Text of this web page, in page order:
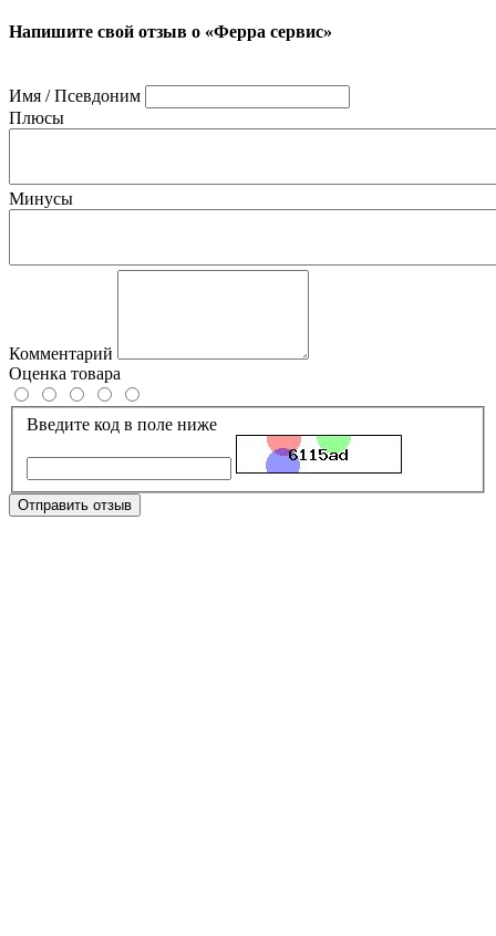
Напишите свой отзыв о «Ферра сервис»
Имя / Псевдоним
Плюсы
Минусы
Комментарий
Оценка товара
Введите код в поле ниже
Отправить отзыв